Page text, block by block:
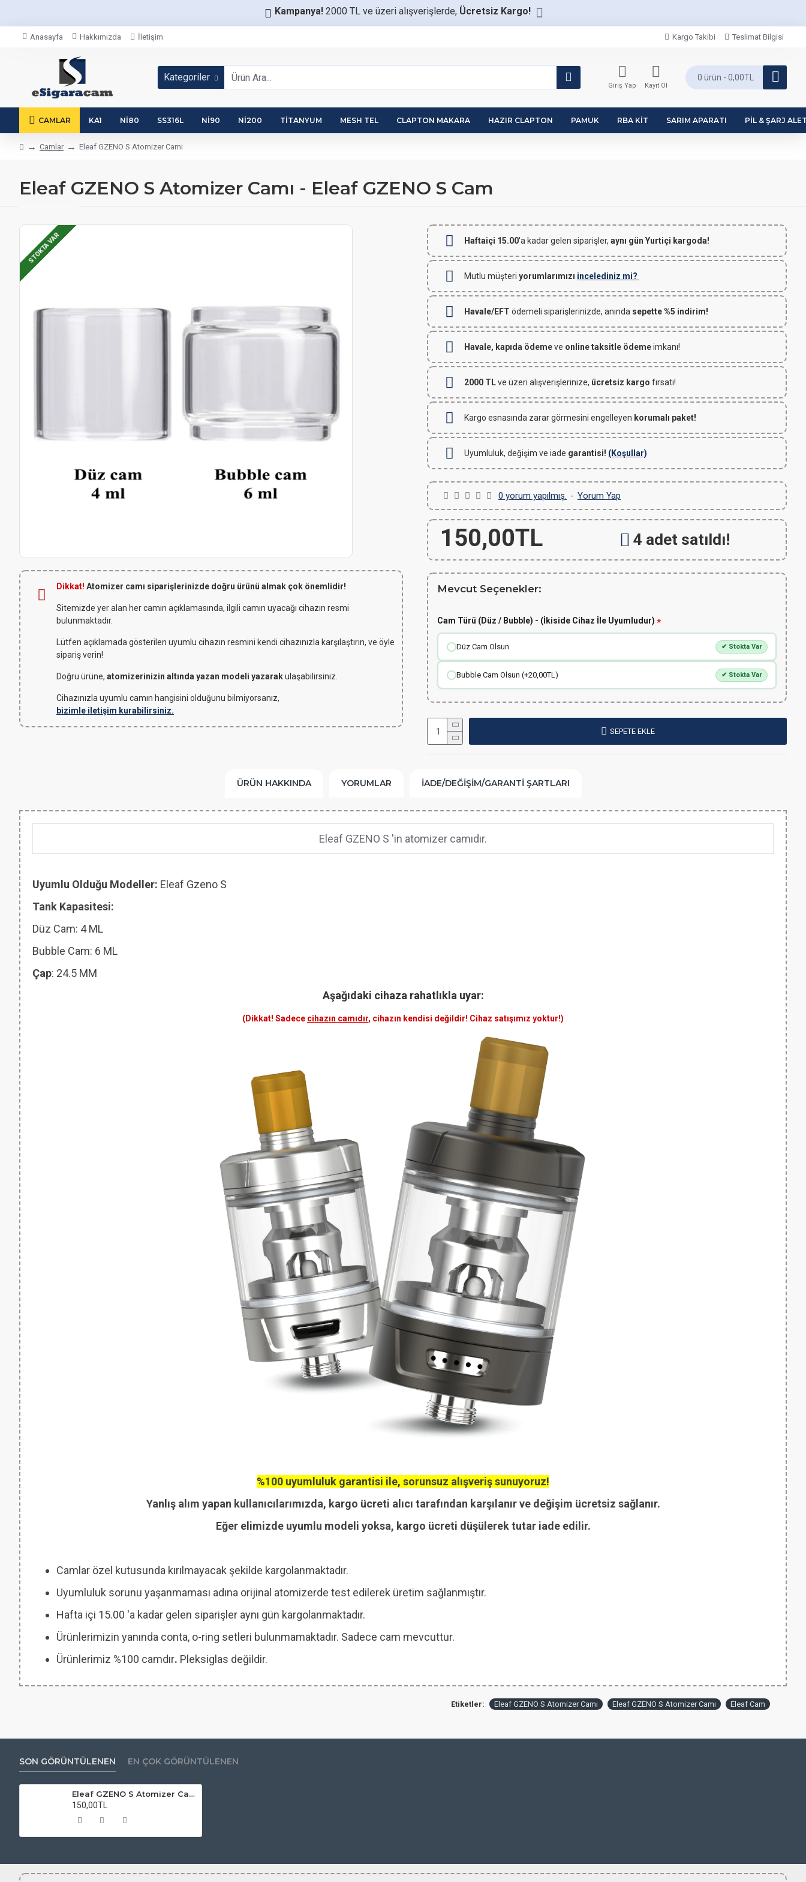
Kampanya! 2000 TL ve üzeri alışverişlerde, Ücretsiz Kargo!
Anasayfa Hakkımızda İletişim Kargo Takibi Teslimat Bilgisi
Kategoriler
Giriş Yap Kayıt Ol
0 ürün - 0,00TL
CAMLAR KA1 NI80 SS316L NI90 NI200 TITANYUM MESH TEL CLAPTON MAKARA HAZIR CLAPTON PAMUK RBA KIT SARIM APARATI PIL & ŞARJ
Camlar Eleaf GZENO S Atomizer Camı
Eleaf GZENO S Atomizer Camı - Eleaf GZENO S Cam
STOKTA VAR
Dikkat! Atomizer camı siparişlerinizde doğru ürünü almak çok önemlidir!
Sitemizde yer alan her camın açıklamasında, ilgili camın uyacağı cihazın resmi
bulunmaktadır.
Lütfen açıklamada gösterilen uyumlu cihazın resmini kendi cihazınızla karşılaştırın, ve öyle
sipariş verin!
Doğru ürüne, atomizerinizin altında yazan modeli yazarakulaşabilirsiniz.
Cihazınızla uyumlu camın hangisini olduğunu bilmiyorsanız,
bizimle iletişim kurabilirsiniz.
Haftaiçi 15.00'a kadar gelen siparişler, aynı gün Yurtiçi kargoda!
Mutlu müşteri yorumlarımızı incelediniz mi?
Havale/EFT ödemeli siparişlerinizde, anında sepette %5 indirim!
Havale, kapıda ödemeve online taksitle ödemeimkanı!
2000 TLve üzeri alışverişlerinize, ücretsiz kargo fırsatı!
Kargo esnasında zarar görmesini engelleyen korumalı paket!
Uyumluluk, değişim ve iade garantisi! (Koşullar)
0 yorum yapılmış. - Yorum Yap
150,00TL 4 adet satıldı!
Mevcut Seçenekler:
Cam Türü (Düz / Bubble) - (İkiside Cihaz İle Uyumludur)
Düz Cam Olsun ✔ Stokta Var
Bubble Cam Olsun (+20,00TL) ✔ Stokta Var
SEPETE EKLE
ÜRÜN HAKKINDA YORUMLAR İADE/DEĞIŞIM/GARANTI ŞARTLARI
Eleaf GZENO S 'in atomizer camıdır.
Uyumlu Olduğu Modeller: Eleaf Gzeno S
Tank Kapasitesi:
Düz Cam: 4 ML
Bubble Cam: 6 ML
Çap: 24.5 MM
Aşağıdaki cihaza rahatlıkla uyar:
(Dikkat! Sadece cihazın camıdır, cihazın kendisi değildir! Cihaz satışımız yoktur!)
%100 uyumluluk garantisi ile, sorunsuz alışveriş sunuyoruz!
Yanlış alım yapan kullanıcılarımızda, kargo ücreti alıcı tarafından karşılanır ve değişim ücretsiz sağlanır.
Eğer elimizde uyumlu modeli yoksa, kargo ücreti düşülerek tutar iade edilir.
Camlar özel kutusunda kırılmayacak şekilde kargolanmaktadır.
Uyumluluk sorunu yaşanmaması adına orijinal atomizerde test edilerek üretim sağlanmıştır.
Hafta içi 15.00 'a kadar gelen siparişler aynı gün kargolanmaktadır.
Ürünlerimizin yanında conta, o-ring setleri bulunmamaktadır. Sadece cam mevcuttur.
Ürünlerimiz %100 camdır. Pleksiglas değildir.
Etiketler: Eleaf GZENO S Atomizer Camı Eleaf GZENO S Atomizer Camı Eleaf Cam
SON GÖRÜNTÜLENEN EN ÇOK GÖRÜNTÜLENEN
Eleaf GZENO S Atomizer Camı
150,00TL